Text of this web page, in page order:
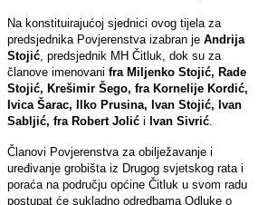
Na konstituirajućoj sjednici ovog tijela za
predsjednika Povjerenstva izabran je Andrija
Stojić , predsjednik MH Čitluk, dok su za
članove imenovani fra Miljenko Stojić, Rade
Stojić, Krešimir Šego, fra Kornelije Kordić,
Ivica Šarac, Ilko Prusina, Ivan Stojić, Ivan
Sabljić, fra Robert Jolić i Ivan Sivrić
Članovi Povjerenstva za obilježavanje i
uređivanje grobišta iz Drugog svjetskog rata i
poraća na području općine Čitluk u svom radu
postupat će sukladno odredbama Odluke o